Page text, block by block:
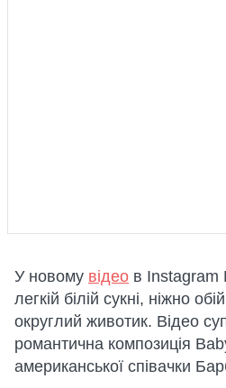
У новому відео в Instagram
легкій білій сукні, ніжно
округлий животик. Відео
романтична композиція
американської співачки